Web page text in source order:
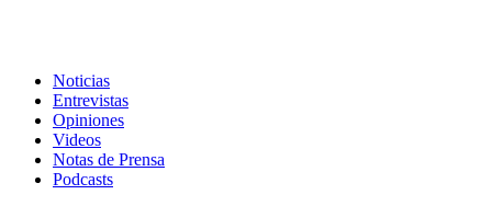
Noticias
Entrevistas
Opiniones
Videos
Notas de Prensa
Podcasts